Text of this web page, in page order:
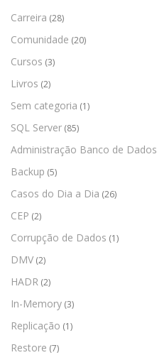
Carreira (28)
Comunidade (20)
Cursos (3)
Livros (2)
Sem categoria (1)
SQL Server (85)
Administração Banco de Dados
Backup (5)
Casos do Dia a Dia (26)
CEP (2)
Corrupção de Dados (1)
DMV (2)
HADR (2)
In-Memory (3)
Replicação (1)
Restore (7)